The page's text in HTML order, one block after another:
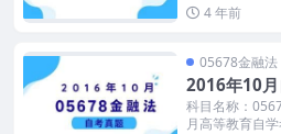
4 年前
05678金融法
2016年10
答案
科目名称：
月高等教育自